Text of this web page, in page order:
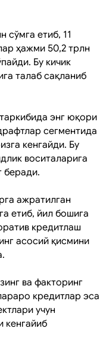
сўмга етиб, 11
ҳажми 50,2 трлн
Бу кичик
талаб сақланиб
энг юқори
сегментида
кенгайди. Бу
воситаларига
беради.
ажратилган
етиб, йил бошига
кредитлаш
асосий қисмини
ва факторинг
кредитлар эса
учун
кенгайиб